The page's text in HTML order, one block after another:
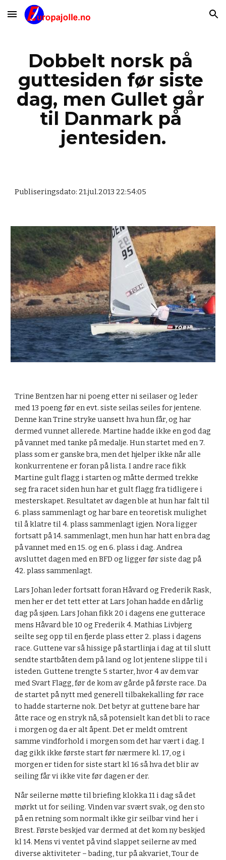
Skip to main content Skip to navigation
Dobbelt norsk på
guttesiden før siste
dag, men Gullet går
til Danmark på
jentesiden.
Publiseringsdato: 21.jul.2013 22:54:05
Trine Bentzen har ni poeng etter ni seilaser og leder
med 13 poeng før en evt. siste seilas seiles for jentene.
Denne kan Trine stryke uansett hva hun får, og har
dermed vunnet allerede. Martine hadde ikke en god dag
på vannet med tanke på medalje. Hun startet med en 7.
plass som er ganske bra, men det hjelper ikke når alle
konkurrentene er foran på lista. I andre race fikk
Martine gult flagg i starten og måtte dermed trekke
seg fra racet siden hun har et gult flagg fra tidligere i
mesterskapet. Resultatet av dagen ble at hun har falt til
6. plass sammenlagt og har bare en teoretisk mulighet
til å klatre til 4. plass sammenlagt igjen. Nora ligger
fortsatt på 14. sammenlagt, men hun har hatt en bra dag
på vannet med en 15. og en 6. plass i dag. Andrea
avsluttet dagen med en BFD og ligger før siste dag på
42. plass sammenlagt.
Lars Johan leder fortsatt foran Håvard og Frederik Rask,
men her er det tett etter at Lars Johan hadde en dårlig
dag på sjøen. Lars Johan fikk 20 i dagens ene gutterace
mens Håvard ble 10 og Frederik 4. Mathias Livbjerg
seilte seg opp til en fjerde plass etter 2. plass i dagens
race. Guttene var så hissige på startlinja i dag at til slutt
sendte startbåten dem på land og lot jentene slippe til i
isteden. Guttene trengte 5 starter, hvor 4 av dem var
med Svart Flagg, før de kom av gårde på første race. Da
de startet på nytt med generell tilbakekalling før race
to hadde starterne nok. Det betyr at guttene bare har
åtte race og en stryk nå, så potensielt kan det bli to race
i morgen og da er alt åpent. Det er meldt omtrent
samme vindforhold i morgen som det har vært i dag. I
dag gikk ikke første start før nærmere kl. 17, og i
morgen er tiden for siste start kl 16 så hva det blir av
seiling får vi ikke vite før dagen er der.
Når seilerne møtte til briefing klokka 11 i dag så det
mørkt ut for seiling. Vinden var svært svak, og den sto
på en retning som normalt ikke gir seilbar vind her i
Brest. Første beskjed var dermed at det kom ny beskjed
kl 14. Mens vi ventet på vind slappet seilerne av med
diverse aktiviteter – bading, tur på akvariet, Tour de